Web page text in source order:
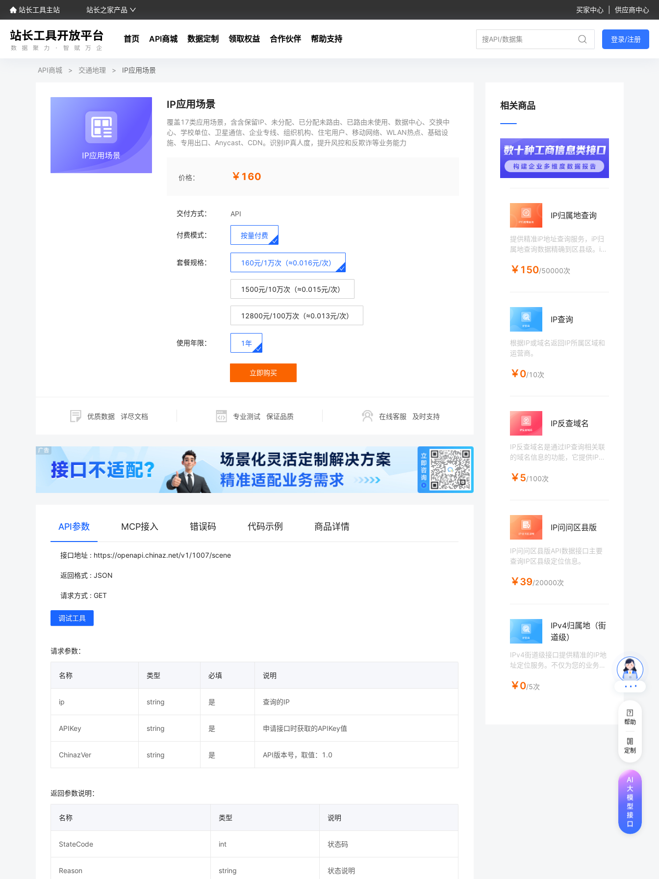
站长工具主站 站长之家产品 买家中心 供应商中心
首页 API商城 数据定制 领取权益 合作伙伴 帮助支持 登录/注册
帮助
定制
API商城 > 交通地理 > IP应用场景
IP应用场景
覆盖17类应用场景，含含保留IP、未分配、已分配未路由、已路由未使用、数据中心、交换中
心、学校单位、卫星通信、企业专线、组织机构、住宅用户、移动网络、WLAN热点、基础设
施、专用出口、Anycast、CDN。识别IP真人度，提升风控和反欺诈等业务能力
价格： ￥160
交付方式： API
付费模式： 按量付费
套餐规格： 160元/1万次（≈0.016元/次）
1500元/10万次（≈0.015元/次）
12800元/100万次（≈0.013元/次）
使用年限： 1年
立即购买
优质数据 详尽文档 专业测试 保证品质 在线客服 及时支持
API参数 MCP接入 错误码 代码示例 商品详情
接口地址 : https://openapi.chinaz.net/v1/1007/scene
返回格式 : JSON
请求方式 : GET
调试工具
请求参数：
名称 类型 必填 说明
ip string 是 查询的IP
APIKey string 是 申请接口时获取的APIKey值
ChinazVer string 是 API版本号，取值：1.0
返回参数说明：
名称 类型 说明
StateCode int 状态码
Reason string 状态说明
相关商品
IP归属地查询
提供精准iP地址查询服务，iP归
属地查询数据精确到区县级。iP
累，专业团队进行iP数据维护，
务。
￥150/50000次
IP查询
根据IP或域名返回IP所属区域和
运营商。
￥0/10次
IP反查域名
IP反查域名是通过IP查询相关联
的域名信息的功能，它提供IP地
要注意的是，IP和域名之间的关
合考虑其他因素，并结合其他工
具和数据进行分析和判断。（接
口数据来源于站长工具收集整
理，不保证数据100%完整性）
￥5/100次
IP问问区县版
IP问问区县版API数据接口主要
查询IP区县级定位信息。
￥39/20000次
IPv4归属地（街
道级）
IPv4街道级接口提供精准的IP地
址定位服务。不仅为您的业务策
可应用于广告定向、用户分析、
￥0/5次